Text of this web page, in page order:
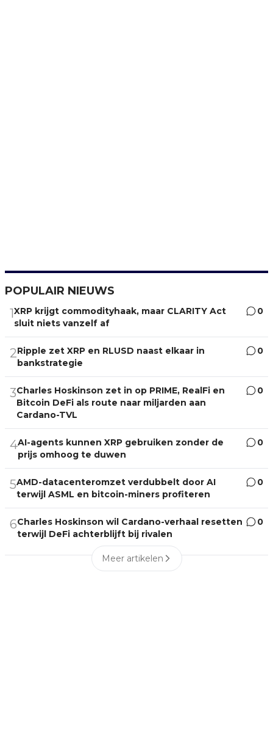
POPULAIR NIEUWS
1XRP krijgt commodityhaak, maar CLARITY Act
sluit niets vanzelf af
0
2Ripple zet XRP en RLUSD naast elkaar in
bankstrategie
0
3Charles Hoskinson zet in op PRIME, RealFi en
Bitcoin DeFi als route naar miljarden aan
Cardano-TVL
0
4AI-agents kunnen XRP gebruiken zonder de
prijs omhoog te duwen
0
5AMD-datacenteromzet verdubbelt door AI
terwijl ASML en bitcoin-miners profiteren
0
6Charles Hoskinson wil Cardano-verhaal resetten
terwijl DeFi achterblijft bij rivalen
0
Meer artikelen